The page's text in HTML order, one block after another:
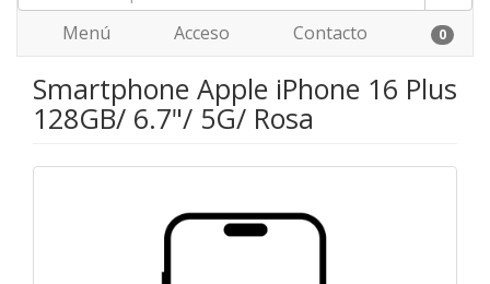
Menú Acceso Contacto 0
Smartphone Apple iPhone 16 Plus
128GB/ 6.7"/ 5G/ Rosa